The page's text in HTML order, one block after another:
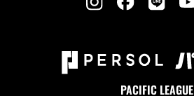
PACIFIC LEAGUE